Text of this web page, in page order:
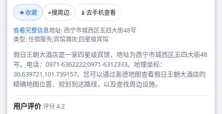
★收藏 ⌖搜周边 📱 去手机查看
查看完整信息地址: 西宁市城西区五四大街48号
类型: 住宿服务;宾馆酒店;四星级宾馆
假日王朝大酒店是一家四星级宾馆，地址为西宁市城西区五四大街48
号。电话：0971-6362222;0971-6312333。地理坐标：
36.639721,101.739157。您可以通过高德地图查看假日王朝大酒店的
精确地图位置、规划到达路线，以及查找周边设施。
用户评价评分 4.2